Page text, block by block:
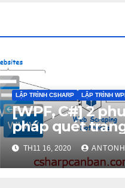
LẬP TRÌNH CSHARP LẬP TRÌNH
[WPF, C#] 2
pháp quét
web bằng
HtmlAgilityPack
TH11 16, 2020